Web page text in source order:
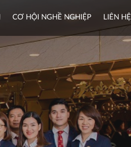
CƠ HỘI NGHỀ NGHIỆP LIÊN HỆ